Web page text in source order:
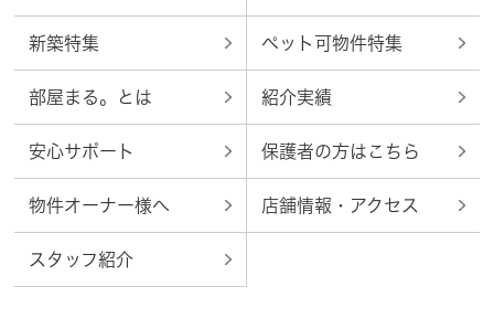
新築特集 ペット可物件特集
部屋まる。とは 紹介実績
安心サポート 保護者の方はこちら
物件オーナー様へ 店舗情報・アクセス
スタッフ紹介